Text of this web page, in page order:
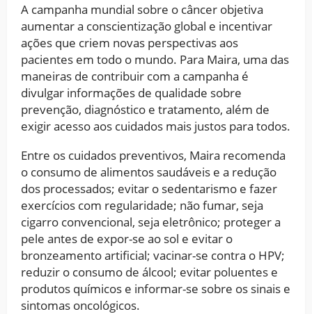
A campanha mundial sobre o câncer objetiva
aumentar a conscientização global e incentivar
ações que criem novas perspectivas aos
pacientes em todo o mundo. Para Maira, uma das
maneiras de contribuir com a campanha é
divulgar informações de qualidade sobre
prevenção, diagnóstico e tratamento, além de
exigir acesso aos cuidados mais justos para todos.
Entre os cuidados preventivos, Maira recomenda
o consumo de alimentos saudáveis e a redução
dos processados; evitar o sedentarismo e fazer
exercícios com regularidade; não fumar, seja
cigarro convencional, seja eletrônico; proteger a
pele antes de expor-se ao sol e evitar o
bronzeamento artificial; vacinar-se contra o HPV;
reduzir o consumo de álcool; evitar poluentes e
produtos químicos e informar-se sobre os sinais e
sintomas oncológicos.